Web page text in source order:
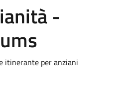
-
itinerante per anziani